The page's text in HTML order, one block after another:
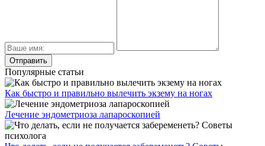
Популярные статьи
Как быстро и правильно вылечить экзему на ногах
Лечение эндометриоза лапароскопией